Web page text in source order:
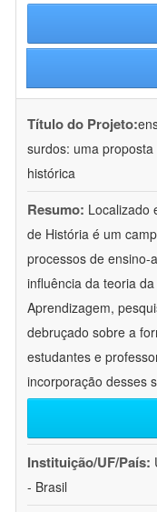
Título do Projeto:
surdos: uma
histórica
Resumo: Localizado
de História é um
processos de ensino-
influência da teoria
Aprendizagem,
debruçado sobre a
estudantes e
incorporação desses
Instituição/UF/País:
- Brasil